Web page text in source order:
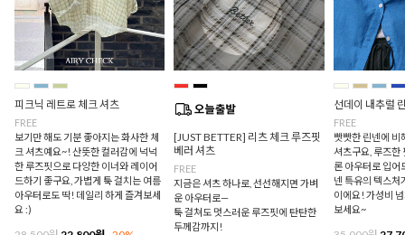
피크닉 레트로 체크 셔츠
FREE
보기만 해도 기분 좋아지는 화사한 체
크 셔츠예요~! 산뜻한 컬러감에 넉넉
한 루즈핏으로 다양한 이너와 레이어
드하기 좋구요, 가볍게 툭 걸치는 여름
아우터로도 딱! 데일리 하게 즐겨보세
요 :)
[JUST BETTER] 리츠 체크 루즈핏
베러 셔츠
FREE
지금은 셔츠 하나로, 선선해지면 가벼
운 아우터로—
툭 걸쳐도 멋스러운 루즈핏에 탄탄한
두께감까지!
선데이 내추럴
FREE
빳빳한 린넨에 비
셔츠구요, 루즈한
론 아우터로 입어
넨 특유의 텍스처
이에요! 가성비
보세요~